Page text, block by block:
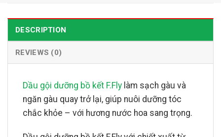
DESCRIPTION
REVIEWS (0)
Dầu gội dưỡng bồ kết F.Fly làm sạch gàu và
ngăn gàu quay trở lại, giúp nuôi dưỡng tóc
chắc khỏe – với hương nước hoa sang trọng.